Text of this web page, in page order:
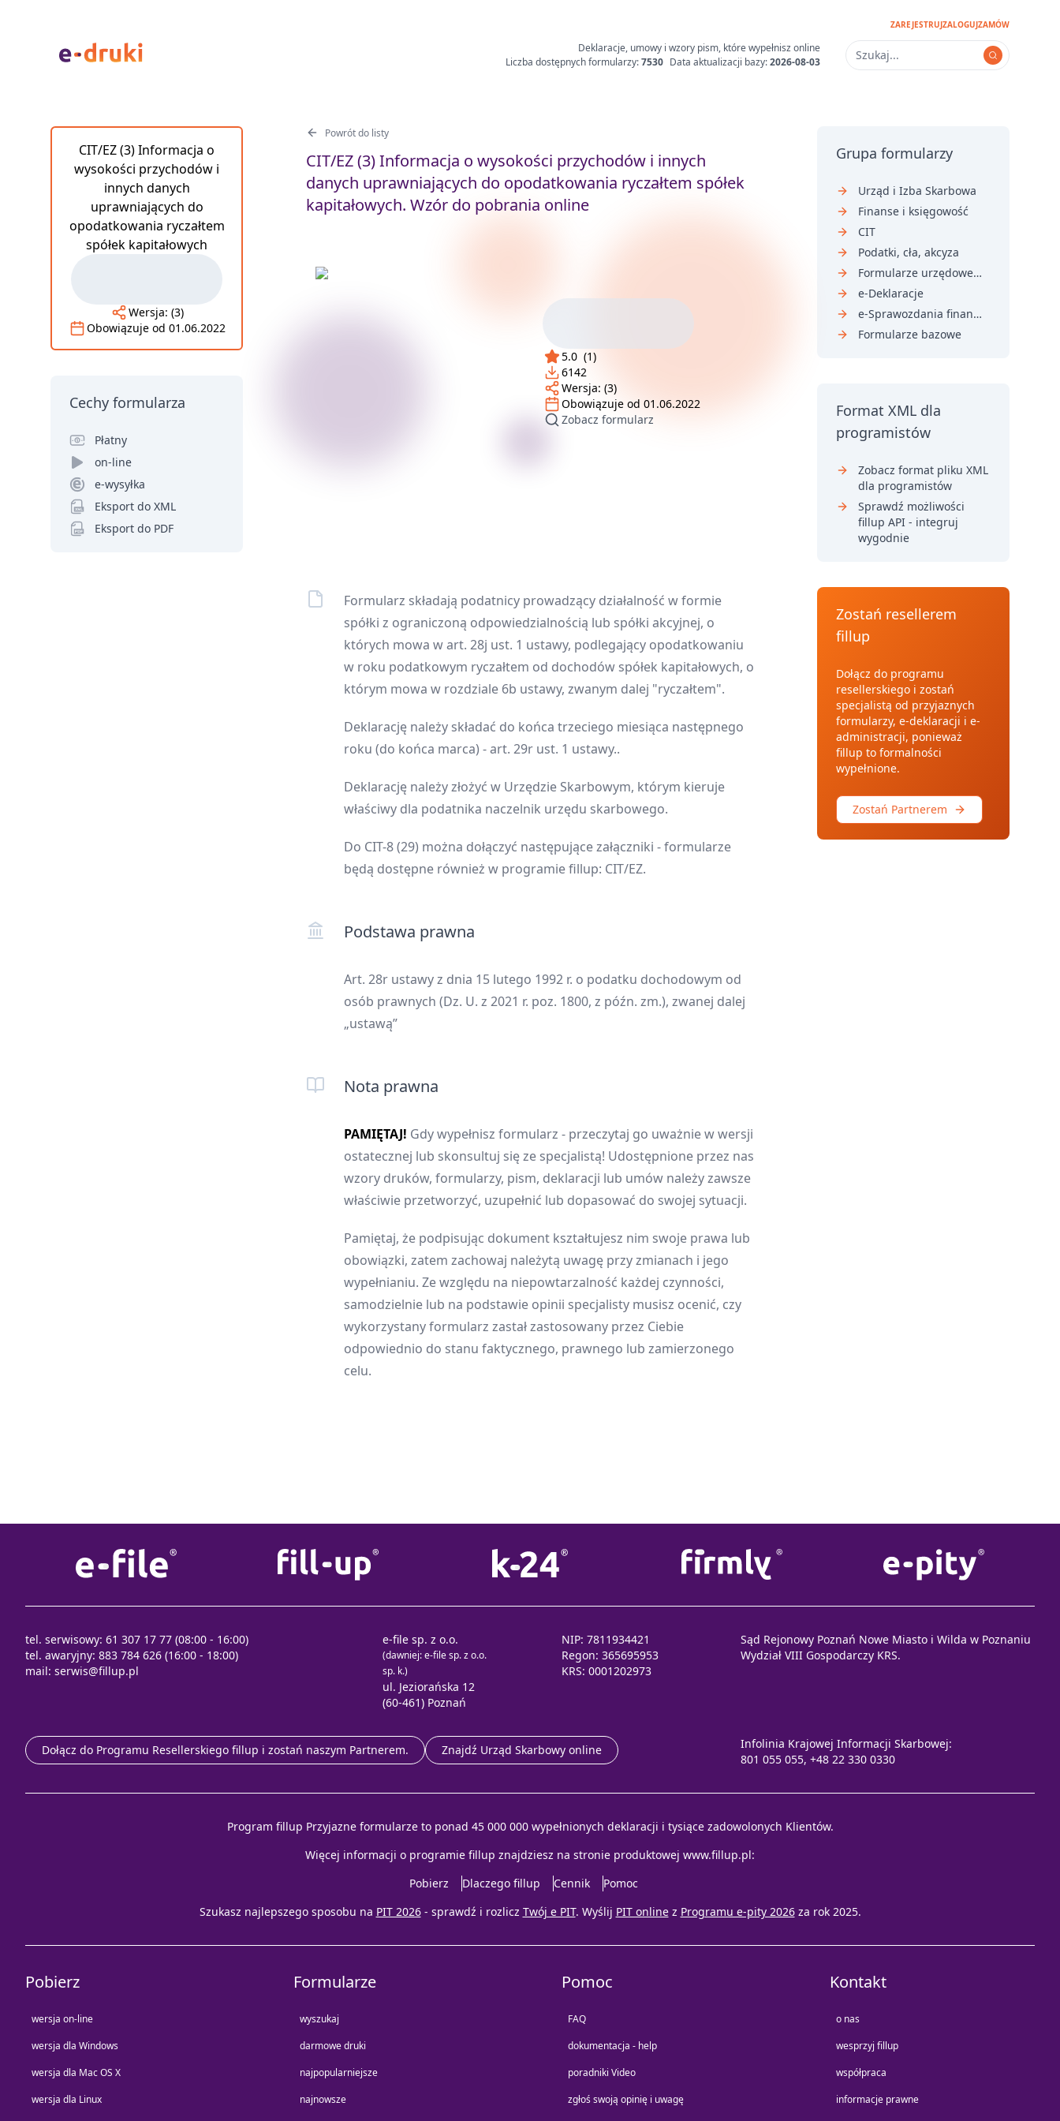
ZAREJESTRUJZALOGUJZAMÓW
Deklaracje, umowy i wzory pism, które wypełnisz online
Liczba dostępnych formularzy:7530 Data aktualizacji bazy:2026-08-03
Powrót do listy
CIT/EZ (3) Informacja o wysokości przychodów i innych
danych uprawniających do opodatkowania ryczałtem spółek
kapitałowych. Wzór do pobrania online
5.0 (1)
6142
Wersja: (3)
Obowiązuje od 01.06.2022
Zobacz formularz
Formularz składają podatnicy prowadzący działalność w formie
spółki z ograniczoną odpowiedzialnością lub spółki akcyjnej, o
których mowa w art. 28j ust. 1 ustawy, podlegający opodatkowaniu
w roku podatkowym ryczałtem od dochodów spółek kapitałowych, o
którym mowa w rozdziale 6b ustawy, zwanym dalej "ryczałtem".
Deklarację należy składać do końca trzeciego miesiąca następnego
roku (do końca marca) - art. 29r ust. 1 ustawy..
Deklarację należy złożyć w Urzędzie Skarbowym, którym kieruje
właściwy dla podatnika naczelnik urzędu skarbowego.
Do CIT-8 (29) można dołączyć następujące załączniki - formularze
będą dostępne również w programie fillup: CIT/EZ.
Podstawa prawna
Art. 28r ustawy z dnia 15 lutego 1992 r. o podatku dochodowym od
osób prawnych (Dz. U. z 2021 r. poz. 1800, z późn. zm.), zwanej dalej
„ustawą”
Nota prawna
PAMIĘTAJ! Gdy wypełnisz formularz - przeczytaj go uważnie w wersji
ostatecznej lub skonsultuj się ze specjalistą! Udostępnione przez nas
wzory druków, formularzy, pism, deklaracji lub umów należy zawsze
właściwie przetworzyć, uzupełnić lub dopasować do swojej sytuacji.
Pamiętaj, że podpisując dokument kształtujesz nim swoje prawa lub
obowiązki, zatem zachowaj należytą uwagę przy zmianach i jego
wypełnianiu. Ze względu na niepowtarzalność każdej czynności,
samodzielnie lub na podstawie opinii specjalisty musisz ocenić, czy
wykorzystany formularz zastał zastosowany przez Ciebie
odpowiednio do stanu faktycznego, prawnego lub zamierzonego
celu.
CIT/EZ (3) Informacja o
wysokości przychodów i
innych danych
uprawniających do
opodatkowania ryczałtem
spółek kapitałowych
Wersja: (3)
Obowiązuje od 01.06.2022
Cechy formularza
Płatny
on-line
e-wysyłka
Eksport do XML
Eksport do PDF
Grupa formularzy
Urząd i Izba Skarbowa
Finanse i księgowość
CIT
Podatki, cła, akcyza
Formularze urzędowe i sądowe
e-Deklaracje
e-Sprawozdania finansowe
Formularze bazowe
Format XML dla
programistów
Zobacz format pliku XML
dla programistów
Sprawdź możliwości
fillup API - integruj
wygodnie
Zostań resellerem
fillup
Dołącz do programu
resellerskiego i zostań
specjalistą od przyjaznych
formularzy, e-deklaracji i e-
administracji, ponieważ
fillup to formalności
wypełnione.
Zostań Partnerem
tel. serwisowy: 61 307 17 77 (08:00 - 16:00)
tel. awaryjny: 883 784 626 (16:00 - 18:00)
mail: serwis@fillup.pl
e-file sp. z o.o.
(dawniej: e-file sp. z o.o.
sp. k.)
ul. Jeziorańska 12
(60-461) Poznań
NIP: 7811934421
Regon: 365695953
KRS: 0001202973
Sąd Rejonowy Poznań Nowe Miasto i Wilda w Poznaniu
Wydział VIII Gospodarczy KRS.
Dołącz do Programu Resellerskiego fillup i zostań naszym Partnerem. Znajdź Urząd Skarbowy online
Infolinia Krajowej Informacji Skarbowej:
801 055 055, +48 22 330 0330
Program fillup Przyjazne formularze to ponad 45 000 000 wypełnionych deklaracji i tysiące zadowolonych Klientów.
Więcej informacji o programie fillup znajdziesz na stronie produktowej www.fillup.pl:
Pobierz
Dlaczego fillup Cennik
Pomoc
Szukasz najlepszego sposobu na PIT 2026 - sprawdź i rozlicz Twój e PIT. Wyślij PIT online z Programu e-pity 2026 za rok 2025.
Pobierz
wersja on-line
wersja dla Windows
wersja dla Mac OS X
wersja dla Linux
Formularze
wyszukaj
darmowe druki
najpopularniejsze
najnowsze
Pomoc
FAQ
dokumentacja - help
poradniki Video
zgłoś swoją opinię i uwagę
Kontakt
o nas
wesprzyj fillup
współpraca
informacje prawne